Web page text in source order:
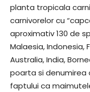
planta tropicala
carnivorelor cu
aproximativ 130 de
Malaesia, Indonesia,
Australia, India,
poarta si denumirea
faptului ca